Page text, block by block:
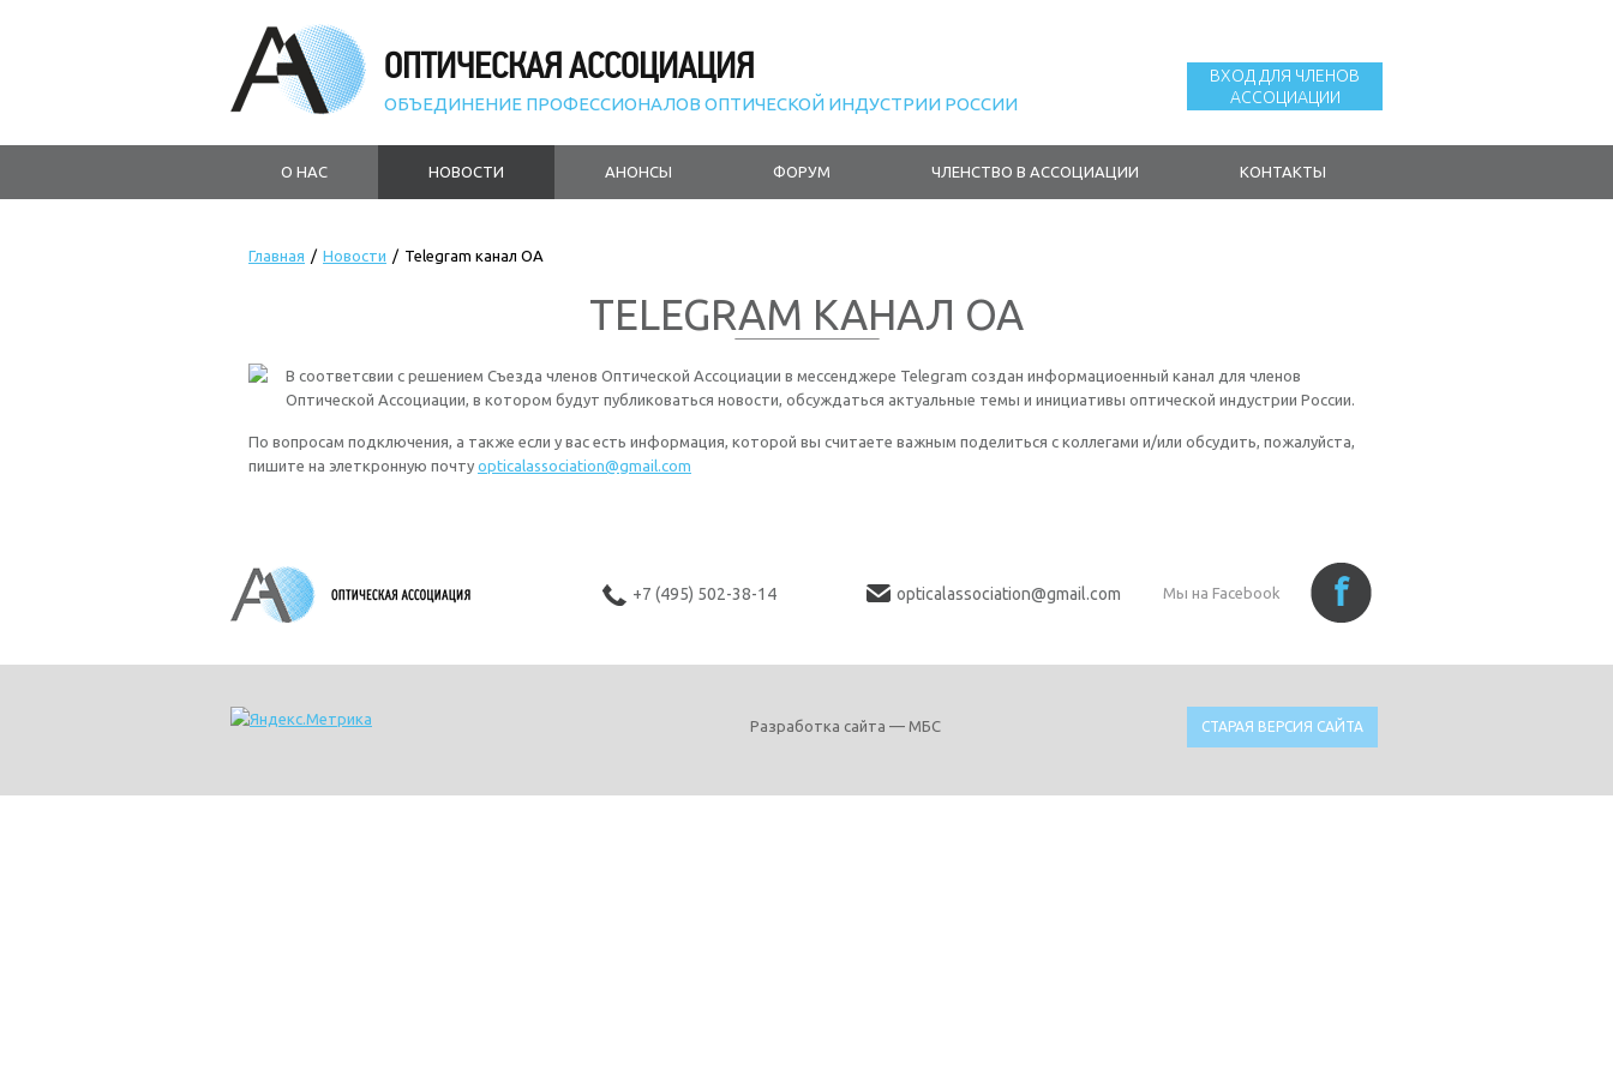
ОПТИЧЕСКАЯ АССОЦИАЦИЯ
ОБЪЕДИНЕНИЕ ПРОФЕССИОНАЛОВ ОПТИЧЕСКОЙ ИНДУСТРИИ РОССИИ
ВХОД ДЛЯ ЧЛЕНОВ
АССОЦИАЦИИ
О НАС НОВОСТИ АНОНСЫ ФОРУМ ЧЛЕНСТВО В АССОЦИАЦИИ КОНТАКТЫ
Главная / Новости / Telegram канал OA
TELEGRAM КАНАЛ OA
В соответсвии с решением Съезда членов Оптической Ассоциации в мессенджере Telegram создан информациоенный канал для членов
Оптической Ассоциации, в котором будут публиковаться новости, обсуждаться актуальные темы и инициативы оптической индустрии России.
По вопросам подключения, а также если у вас есть информация, которой вы считаете важным поделиться с коллегами и/или обсудить, пожалуйста,
пишите на элеткронную почту opticalassociation@gmail.com
+7 (495) 502-38-14 opticalassociation@gmail.com Мы на Facebook
Разработка сайта — МБС СТАРАЯ ВЕРСИЯ САЙТА